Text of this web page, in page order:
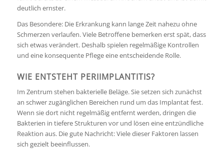
deutlich ernster.
Das Besondere: Die Erkrankung kann lange Zeit nahezu ohne
Schmerzen verlaufen. Viele Betroffene bemerken erst spät, dass
sich etwas verändert. Deshalb spielen regelmäßige Kontrollen
und eine konsequente Pflege eine entscheidende Rolle.
WIE ENTSTEHT PERIIMPLANTITIS?
Im Zentrum stehen bakterielle Beläge. Sie setzen sich zunächst
an schwer zugänglichen Bereichen rund um das Implantat fest.
Wenn sie dort nicht regelmäßig entfernt werden, dringen die
Bakterien in tiefere Strukturen vor und lösen eine entzündliche
Reaktion aus. Die gute Nachricht: Viele dieser Faktoren lassen
sich gezielt beeinflussen.